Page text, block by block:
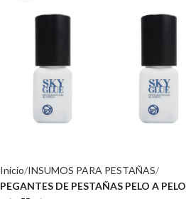
Inicio INSUMOS PARA PESTAÑAS
PEGANTES DE PESTAÑAS PELO A PELO